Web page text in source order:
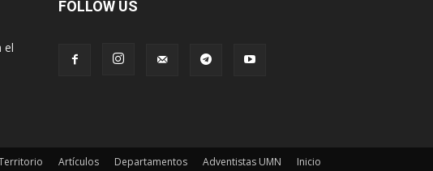
el
FOLLOW US
Artículos Departamentos Adventistas UMN Inicio